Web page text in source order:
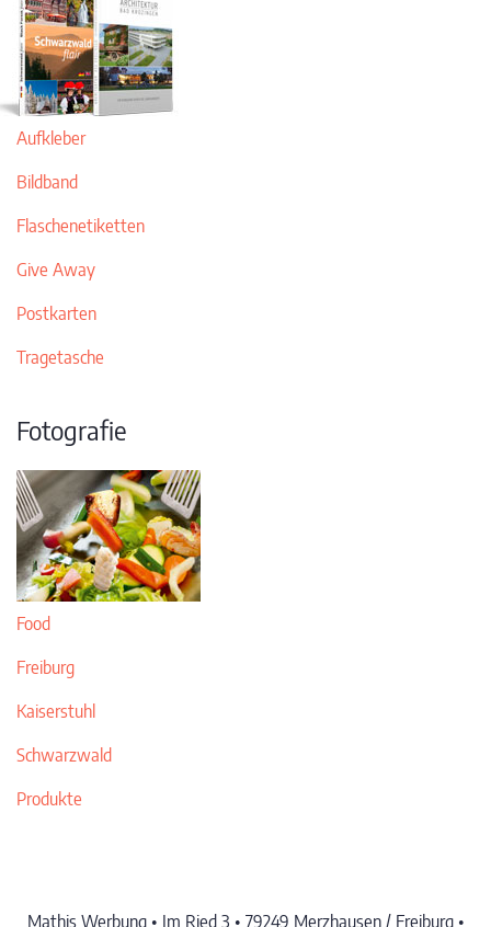
Aufkleber
Bildband
Flaschenetiketten
Give Away
Postkarten
Tragetasche
Fotografie
Food
Freiburg
Kaiserstuhl
Schwarzwald
Produkte
Mathis Werbung • Im Ried 3 • 79249 Merzhausen / Freiburg •